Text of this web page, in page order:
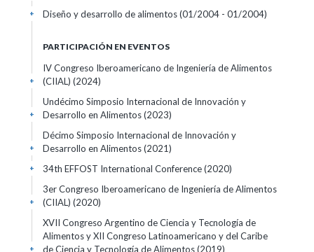
Diseño y desarrollo de alimentos(01/2004 - 01/2004)
+
PARTICIPACIÓN EN EVENTOS
IV Congreso Iberoamericano de Ingeniería de Alimentos
(CIIAL) (2024)
+
Undécimo Simposio Internacional de Innovación y
Desarrollo en Alimentos(2023)
+
Décimo Simposio Internacional de Innovación y
Desarrollo en Alimentos(2021)
+
34th EFFOST International Conference(2020)
+
3er Congreso Iberoamericano de Ingeniería de Alimentos
(CIIAL) (2020)
+
XVII Congreso Argentino de Ciencia y Tecnología de
Alimentos y XII Congreso Latinoamericano y del Caribe
de Ciencia y Tecnología de Alimentos(2019)
+